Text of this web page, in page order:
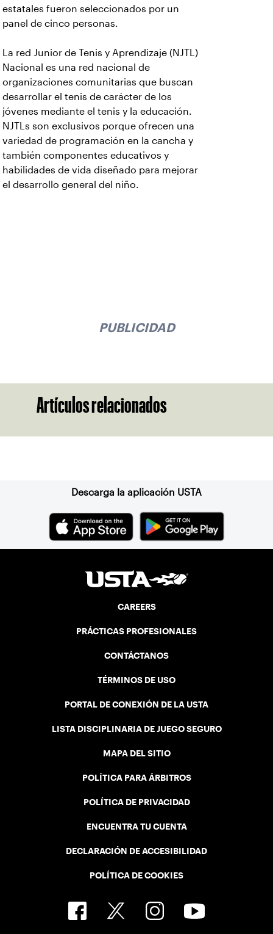
estatales fueron seleccionados por un
panel de cinco personas.
La red Junior de Tenis y Aprendizaje (NJTL)
Nacional es una red nacional de
organizaciones comunitarias que buscan
desarrollar el tenis de carácter de los
jóvenes mediante el tenis y la educación.
NJTLs son exclusivos porque ofrecen una
variedad de programación en la cancha y
también componentes educativos y
habilidades de vida diseñado para mejorar
el desarrollo general del niño.
PUBLICIDAD
Artículos relacionados
Descarga la aplicación USTA
CAREERS
PRÁCTICAS PROFESIONALES
CONTÁCTANOS
TÉRMINOS DE USO
PORTAL DE CONEXIÓN DE LA USTA
LISTA DISCIPLINARIA DE JUEGO SEGURO
MAPA DEL SITIO
POLÍTICA PARA ÁRBITROS
POLÍTICA DE PRIVACIDAD
ENCUENTRA TU CUENTA
DECLARACIÓN DE ACCESIBILIDAD
POLÍTICA DE COOKIES